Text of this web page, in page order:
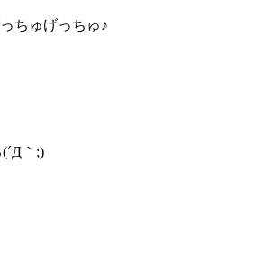
ちゅげっちゅ♪
｀;)